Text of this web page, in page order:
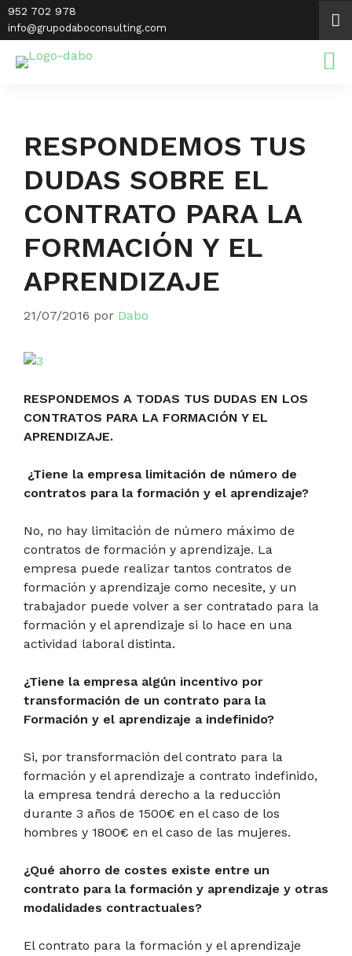
Saltar
al
952 702 978
info@grupodaboconsulting.com
RESPONDEMOS TUS
DUDAS SOBRE EL
CONTRATO PARA LA
FORMACIÓN Y EL
APRENDIZAJE
21/07/2016 por Dabo
RESPONDEMOS A TODAS TUS DUDAS EN LOS
CONTRATOS PARA LA FORMACIÓN Y EL
APRENDIZAJE.
¿Tiene la empresa limitación de número de
contratos para la formación y el aprendizaje?
No, no hay limitación de número máximo de
contratos de formación y aprendizaje. La
empresa puede realizar tantos contratos de
formación y aprendizaje como necesite, y un
trabajador puede volver a ser contratado para la
formación y el aprendizaje si lo hace en una
actividad laboral distinta.
¿Tiene la empresa algún incentivo por
transformación de un contrato para la
Formación y el aprendizaje a indefinido?
Si, por transformación del contrato para la
formación y el aprendizaje a contrato indefinido,
la empresa tendrá derecho a la reducción
durante 3 años de 1500€ en el caso de los
hombres y 1800€ en el caso de las mujeres.
¿Qué ahorro de costes existe entre un
contrato para la formación y aprendizaje y otras
modalidades contractuales?
El contrato para la formación y el aprendizaje